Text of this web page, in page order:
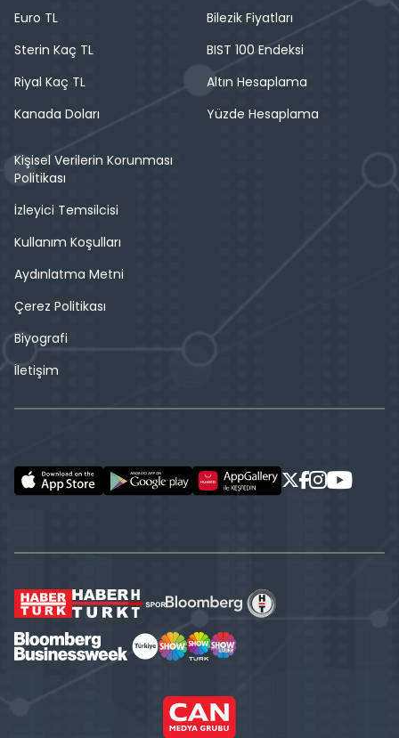
Euro TL
Sterin Kaç TL
Riyal Kaç TL
Kanada Doları
Bilezik Fiyatları
BIST 100 Endeksi
Altın Hesaplama
Yüzde Hesaplama
Kişisel Verilerin Korunması
Politikası
İzleyici Temsilcisi
Kullanım Koşulları
Aydınlatma Metni
Çerez Politikası
Biyografi
İletişim